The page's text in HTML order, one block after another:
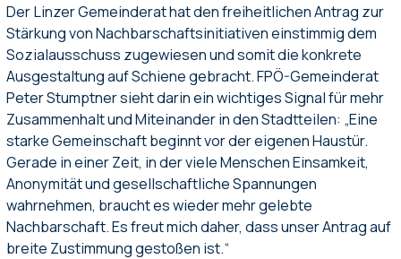
Der Linzer Gemeinderat hat den freiheitlichen Antrag zur
Stärkung von Nachbarschaftsinitiativen einstimmig dem
Sozialausschuss zugewiesen und somit die konkrete
Ausgestaltung auf Schiene gebracht. FPÖ-Gemeinderat
Peter Stumptner sieht darin ein wichtiges Signal für mehr
Zusammenhalt und Miteinander in den Stadtteilen: „Eine
starke Gemeinschaft beginnt vor der eigenen Haustür.
Gerade in einer Zeit, in der viele Menschen Einsamkeit,
Anonymität und gesellschaftliche Spannungen
wahrnehmen, braucht es wieder mehr gelebte
Nachbarschaft. Es freut mich daher, dass unser Antrag auf
breite Zustimmung gestoßen ist.“